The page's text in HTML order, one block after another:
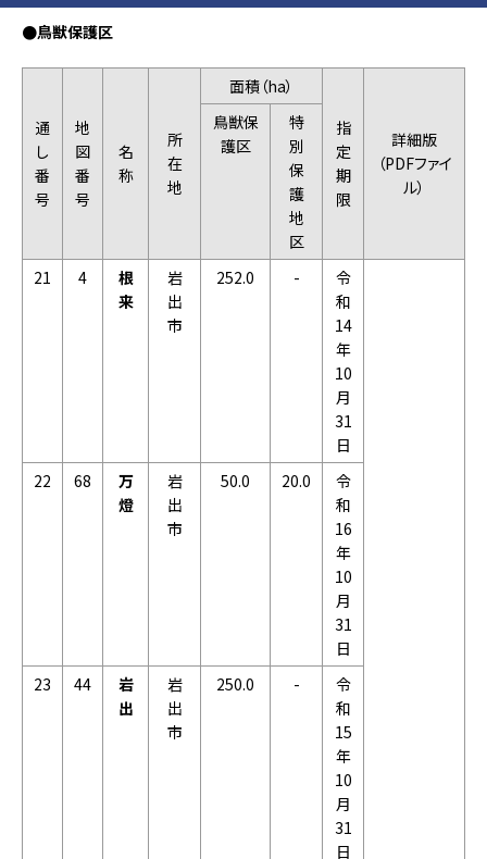
●鳥獣保護区
通
し
番
号
地
図
番
号
名
称
所
在
地
面積（ha）
指
定
期
限
詳細版
（PDFファイ
ル）
鳥獣保
護区
特
別
保
護
地
区
21
4
根
来
岩
出
市
252.0 -
令
和
14
年
10
月
31
日
22
68
万
燈
岩
出
市
50.0 20.0
令
和
16
年
10
月
31
日
23
44
岩
出
岩
出
市
250.0 -
令
和
15
年
10
月
31
日